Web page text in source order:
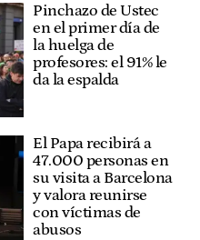
Pinchazo de Ustec
en el primer día de
la huelga de
profesores: el 91% le
da la espalda
El Papa recibirá a
47.000 personas en
su visita a Barcelona
y valora reunirse
con víctimas de
abusos